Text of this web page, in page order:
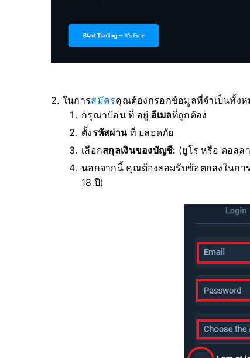
2. ในการสมัครคุณต้องกรอกข้อมูลที่จำเป็นทั้ง
กรุณาป้อน ที่ อยู่ อีเมลที่ถูกต้อง
ตั้งรหัสผ่าน ที่ ปลอดภัย
เลือกสกุลเงินของบัญชี: (ยูโร หรือ ดอลล
นอกจากนี้ คุณต้องยอมรับข้อตกลงในกา
18 ปี)